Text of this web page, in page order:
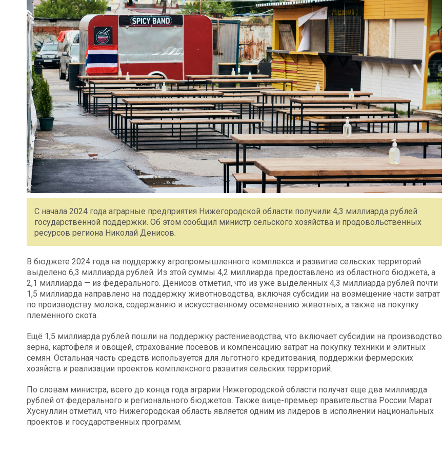
С начала 2024 года аграрные предприятия Нижегородской области получили 4,3 миллиарда рублей
государственной поддержки. Об этом сообщил министр сельского хозяйства и продовольственных
ресурсов региона Николай Денисов.
В бюджете 2024 года на поддержку агропромышленного комплекса и развитие сельских территорий
выделено 6,3 миллиарда рублей. Из этой суммы 4,2 миллиарда предоставлено из областного бюджета, а
2,1 миллиарда — из федерального. Денисов отметил, что из уже выделенных 4,3 миллиарда рублей почти
1,5 миллиарда направлено на поддержку животноводства, включая субсидии на возмещение части затрат
по производству молока, содержанию и искусственному осеменению животных, а также на покупку
племенного скота.
Ещё 1,5 миллиарда рублей пошли на поддержку растениеводства, что включает субсидии на производство
зерна, картофеля и овощей, страхование посевов и компенсацию затрат на покупку техники и элитных
семян. Остальная часть средств используется для льготного кредитования, поддержки фермерских
хозяйств и реализации проектов комплексного развития сельских территорий.
По словам министра, всего до конца года аграрии Нижегородской области получат еще два миллиарда
рублей от федерального и регионального бюджетов. Также вице-премьер правительства России Марат
Хуснуллин отметил, что Нижегородская область является одним из лидеров в исполнении национальных
проектов и государственных программ.